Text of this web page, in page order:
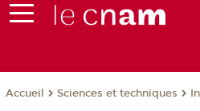
Accueil Sciences et techniques